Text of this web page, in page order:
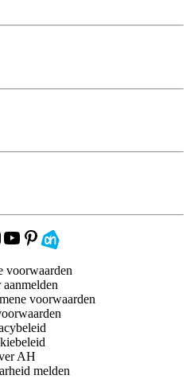
voorwaarden
aanmelden
voorwaarden
AH
melden